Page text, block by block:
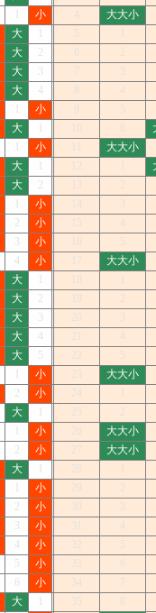
小 4
大大小
大 5
大 2
2
大 7
大 4
4
小
5
大
小
大大小
大 12
大 2
2
小 14
2 小 15
4
小
5
4 小 17
大大小
大
大 2
2
大 20
大 4 21
4
大 5 22
5
小 23
大大小
2 小 24
大 25
2
小 26
大大小
2 小 27
大大小
大 28
小 29
2
2 小
小
4
4 小 32
5
5 小
小 34
7
大 35